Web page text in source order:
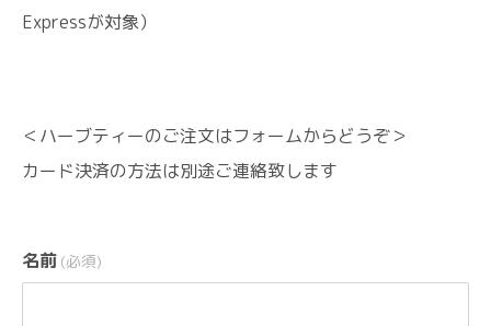
Expressが対象）
＜ハーブティーのご注文はフォームからどうぞ＞
カード決済の方法は別途ご連絡致します
名前 (必須)